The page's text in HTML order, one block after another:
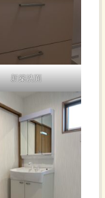
新築洗面